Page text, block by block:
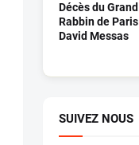
Décès du Grand
Rabbin de Paris
David Messas
SUIVEZ NOUS